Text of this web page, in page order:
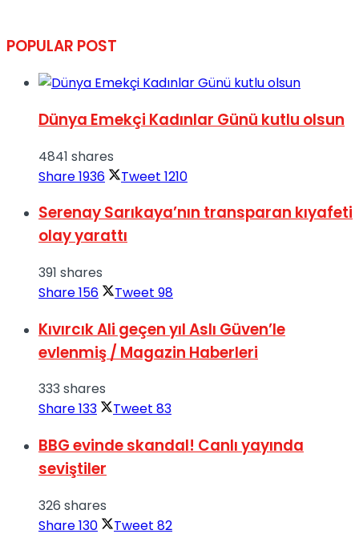
POPULAR POST
Dünya Emekçi Kadınlar Günü kutlu olsun
4841 shares
Share1936 Tweet 1210
Serenay Sarıkaya’nın transparan kıyafeti
olay yarattı
391 shares
Share156 Tweet 98
Kıvırcık Ali geçen yıl Aslı Güven’le
evlenmiş / Magazin Haberleri
333 shares
Share133 Tweet 83
BBG evinde skandal! Canlı yayında
seviştiler
326 shares
Share130 Tweet 82